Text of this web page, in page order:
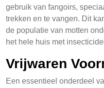
gebruik van fangoirs,
trekken en te vangen. Dit
de populatie van motten
het hele huis met
Vrijwaren
Een essentieel onderdeel